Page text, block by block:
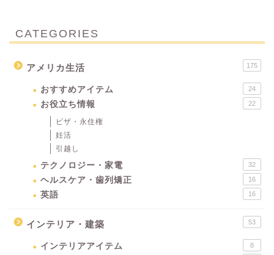
CATEGORIES
アメリカ生活 175
おすすめアイテム 24
お役立ち情報 22
ビザ・永住権
妊活
引越し
テクノロジー・家電 32
ヘルスケア・歯列矯正 16
英語 16
インテリア・建築 53
インテリアアイテム 8